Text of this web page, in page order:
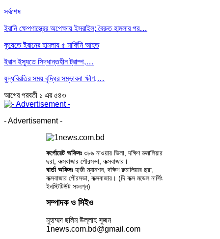
সর্বশেষ
ইরানি ক্ষেপণাস্ত্রের অপেক্ষায় ইসরাইল; বৈরুত হামলার পর…
কুয়েতে ইরানের হামলায় ৫ মার্কিনি আহত
ইরান ইস্যুতে সিদ্ধান্তহীন ট্রাম্প,…
যুদ্ধবিরতির সময় বৃদ্ধির সম্ভাবনা ক্ষীণ,…
আগেরপরবর্তী ১ এর ৫৪৩
- Advertisement -
কর্পোরেট অফিসঃ ৩৮৯ নাওয়ার ভিলা, দক্ষিণ রুমালিয়ার
ছরা, কক্সবাজার পৌরসভা, কক্সবাজার।
বার্তা অফিসঃহাজী ম্যানশন, দক্ষিণ রুমালিয়ার ছরা,
কক্সবাজার পৌরসভা, কক্সবাজার। (দি কক্স মডেল নার্সিং
ইনস্টিটিউট সংলগ্ন)
সম্পাদক ও সিইও
মুহাম্মদ ছলিম উল্লাহ সুজন
1news.com.bd@gmail.com